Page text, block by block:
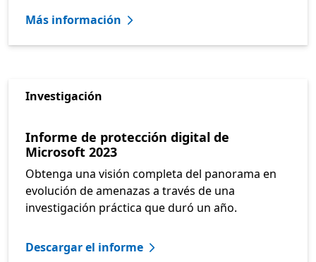
Más información
Investigación
Informe de protección digital de
Microsoft 2023
Obtenga una visión completa del panorama en
evolución de amenazas a través de una
investigación práctica que duró un año.
Descargar el informe